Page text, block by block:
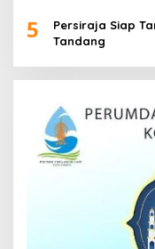
5
Persiraja Siap
Tandang